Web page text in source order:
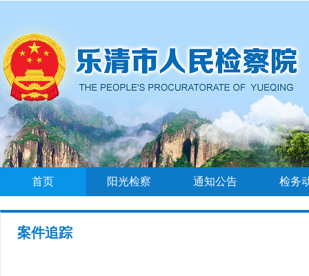
首页 阳光检察 通知公告 检务
案件追踪